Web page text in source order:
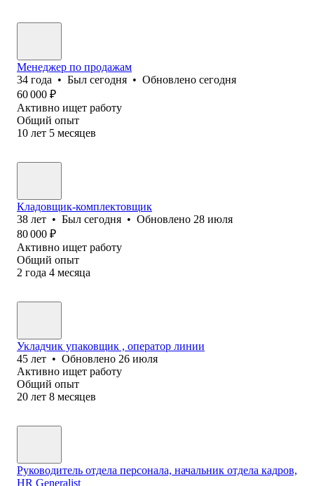
Менеджер по продажам
34 года • Был сегодня • Обновлено сегодня
60 000 ₽
Активно ищет работу
Общий опыт
10 лет 5 месяцев
Кладовщик-комплектовщик
38 лет • Был сегодня • Обновлено 28 июля
80 000 ₽
Активно ищет работу
Общий опыт
2 года 4 месяца
Укладчик упаковщик , оператор линии
45 лет • Обновлено 26 июля
Активно ищет работу
Общий опыт
20 лет 8 месяцев
Руководитель отдела персонала, начальник отдела кадров,
HR Generalist